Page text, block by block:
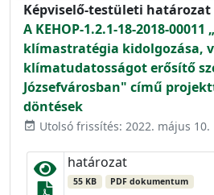
Képviselő-testületi határozat
A KEHOP-1.2.1-18-2018-00011
klímastratégia kidolgozása,
klímatudatosságot erősítő
Józsefvárosban" című
döntések
event_available Utolsó frissítés: 2022. május 10.
határozat
55 KB PDF dokumentum